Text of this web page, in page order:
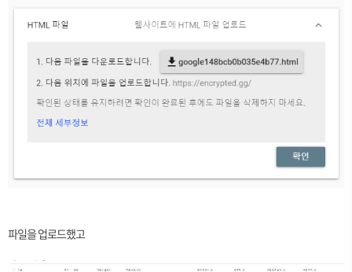
파일을 업로드했고